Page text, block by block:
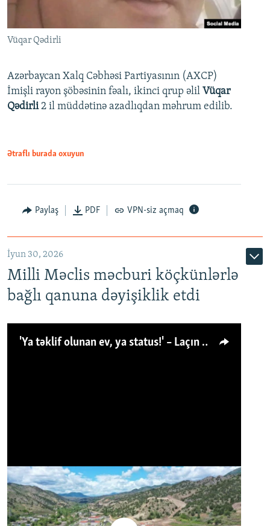
Vüqar Qədirli
Azərbaycan Xalq Cəbhəsi Partiyasının (AXCP)
İmişli rayon şöbəsinin fəalı, ikinci qrup əlil Vüqar
Qədirli2 il müddətinə azadlıqdan məhrum edilib.
Ətraflı burada oxuyun
Paylaş PDF VPN-siz açmaq
İyun 30, 2026
Milli Məclis məcburi köçkünlərlə
bağlı qanuna dəyişiklik etdi
'Ya təklif olunan ev, ya status!' – Laçın köçkünü: 'Laçından başqa heç hara!'